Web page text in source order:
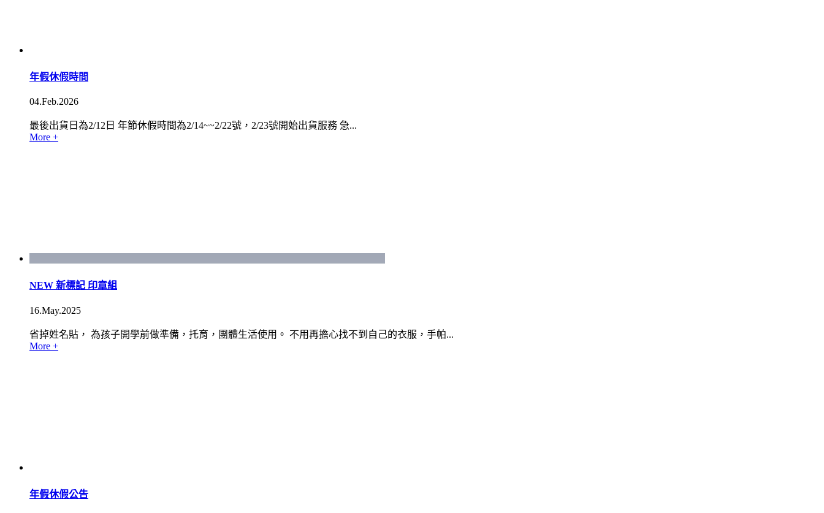
年假休假時間
04.Feb.2026
最後出貨日為2/12日 年節休假時間為2/14~~2/22號，2/23號開始出貨服務 急...
More +
NEW 新標記 印章組
16.May.2025
省掉姓名貼， 為孩子開學前做準備，托育，團體生活使用。 不用再擔心找不到自己的衣服，手帕...
More +
年假休假公告